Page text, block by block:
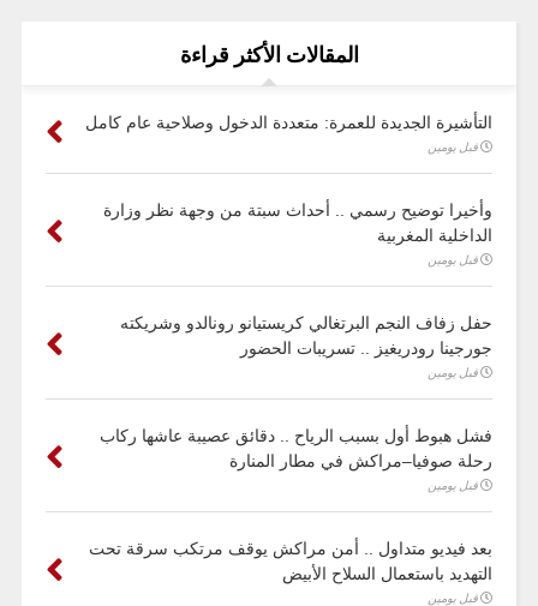
المقالات الأكثر قراءة
التأشيرة الجديدة للعمرة: متعددة الدخول وصلاحية عام كامل
قبل يومين
وأخيرا توضيح رسمي .. أحداث سبتة من وجهة نظر وزارة
الداخلية المغربية
قبل يومين
حفل زفاف النجم البرتغالي كريستيانو رونالدو وشريكته
جورجينا رودريغيز .. تسريبات الحضور
قبل يومين
فشل هبوط أول بسبب الرياح .. دقائق عصيبة عاشها ركاب
رحلة صوفيا–مراكش في مطار المنارة
قبل يومين
بعد فيديو متداول .. أمن مراكش يوقف مرتكب سرقة تحت
التهديد باستعمال السلاح الأبيض
قبل يومين